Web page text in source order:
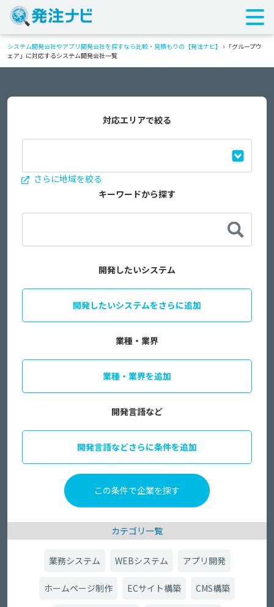
システム開発会社やアプリ開発会社を探すなら比較・見積もりの【発注ナビ】 › 「グループウ
ェア」に対応するシステム開発会社一覧
対応エリアで絞る
さらに地域を絞る
キーワードから探す
開発したいシステム
開発したいシステムをさらに追加
業種・業界
業種・業界を追加
開発言語など
開発言語などさらに条件を追加
カテゴリ一覧
業務システム WEBシステム アプリ開発
ホームページ制作 ECサイト構築 CMS構築